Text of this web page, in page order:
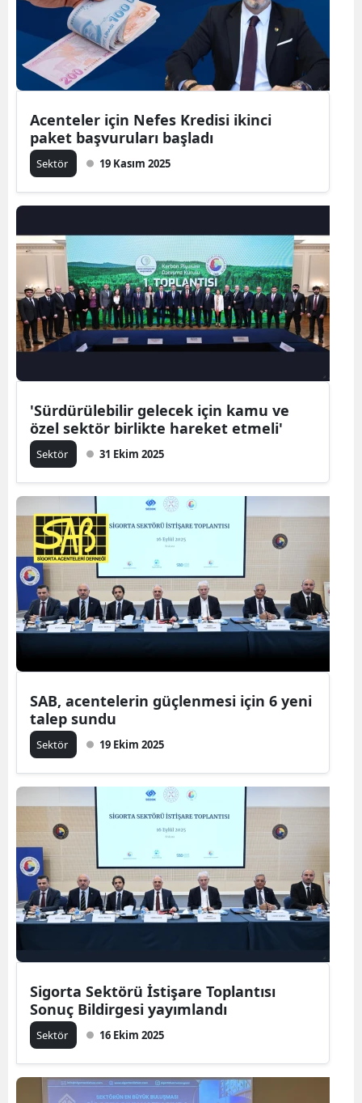
Acenteler için Nefes Kredisi ikinci
paket başvuruları başladı
Sektör 19 Kasım 2025
'Sürdürülebilir gelecek için kamu ve
özel sektör birlikte hareket etmeli'
Sektör 31 Ekim 2025
SAB, acentelerin güçlenmesi için 6 yeni
talep sundu
Sektör 19 Ekim 2025
Sigorta Sektörü İstişare Toplantısı
Sonuç Bildirgesi yayımlandı
Sektör 16 Ekim 2025